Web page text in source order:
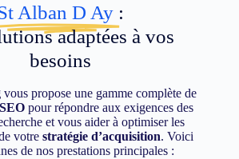
Alban D Ay :
adaptées à vos
besoins
vous propose une gamme complète de
SEOpour répondre aux exigences des
et vous aider à optimiser les
votre stratégie d’acquisition. Voici
de nos prestations principales :